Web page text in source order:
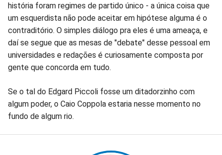
história foram regimes de partido único - a única coisa que
um esquerdista não pode aceitar em hipótese alguma é o
contraditório. O simples diálogo pra eles é uma ameaça, e
daí se segue que as mesas de "debate" desse pessoal em
universidades e redações é curiosamente composta por
gente que concorda em tudo.
Se o tal do Edgard Piccoli fosse um ditadorzinho com
algum poder, o Caio Coppola estaria nesse momento no
fundo de algum rio.